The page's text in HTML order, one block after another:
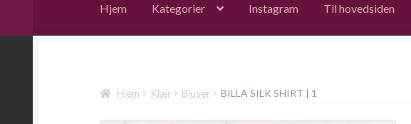
Hjem Kategorier Instagram Til hovedsiden
Hjem Klær Bluser BILLA SILK SHIRT | 1